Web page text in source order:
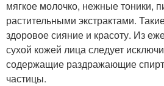
мягкое молочко, нежные тоники,
растительными экстрактами.
здоровое сияние и красоту. Из
сухой кожей лица следует
содержащие раздражающие
частицы.